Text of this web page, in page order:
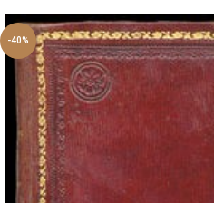
-40%